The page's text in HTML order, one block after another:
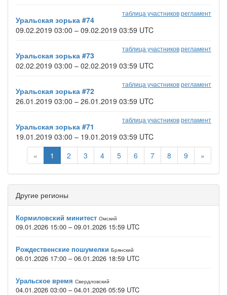
таблица участниковрегламент
Уральская зорька #74
09.02.2019 03:00 – 09.02.2019 03:59 UTC
таблица участниковрегламент
Уральская зорька #73
02.02.2019 03:00 – 02.02.2019 03:59 UTC
таблица участниковрегламент
Уральская зорька #72
26.01.2019 03:00 – 26.01.2019 03:59 UTC
таблица участниковрегламент
Уральская зорька #71
19.01.2019 03:00 – 19.01.2019 03:59 UTC
«
1 2 3 4 5 6 7 8 9 »
Другие регионы
Кормиловский минитест Омский
09.01.2026 15:00 – 09.01.2026 15:59 UTC
Рождественские пошумелки Брянский
06.01.2026 17:00 – 06.01.2026 18:59 UTC
Уральское время Свердловский
04.01.2026 03:00 – 04.01.2026 05:59 UTC